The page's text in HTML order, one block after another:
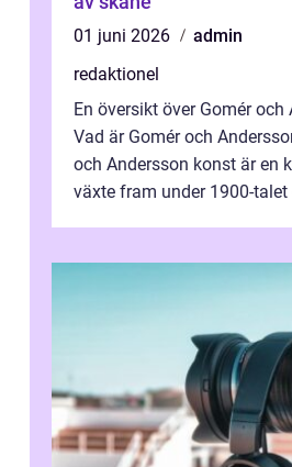
01 juni 2026
admin
redaktionel
En översikt över Gomér
Vad är Gomér och
och Andersson konst är en
växte fram under 1900-